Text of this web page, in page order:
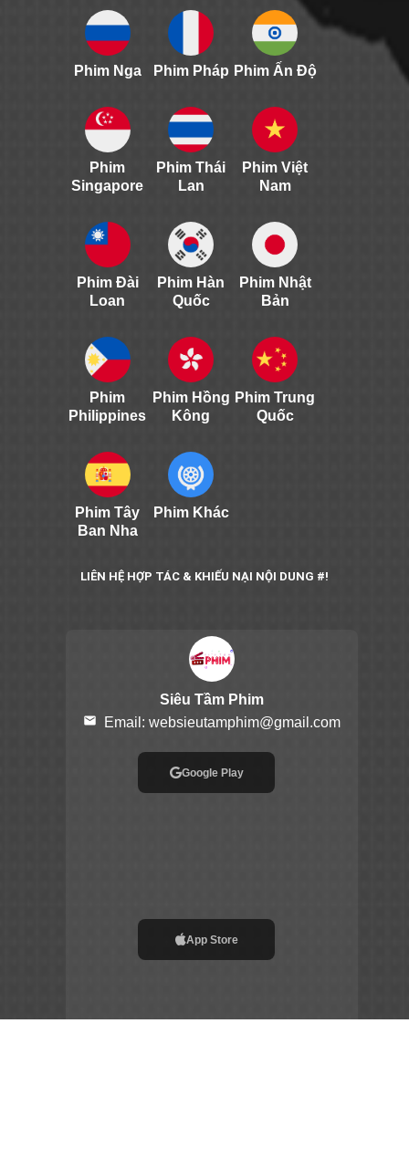
Phim Nga Phim Pháp Phim Ấn Độ
Phim
Singapore
Phim Thái
Lan
Phim Việt
Nam
Phim Đài
Loan
Phim Hàn
Quốc
Phim Nhật
Bản
Phim
Philippines
Phim Hồng
Kông
Phim Trung
Quốc
Phim Tây
Ban Nha
Phim Khác
LIÊN HỆ HỢP TÁC & KHIẾU NẠI NỘI DUNG #!
Siêu Tầm Phim
email Email: websieutamphim@gmail.com
Google Play
App Store